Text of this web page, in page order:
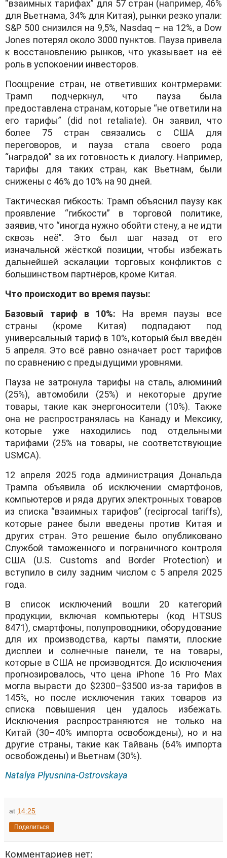
“взаимных тарифах” для 57 стран (например, 46%
для Вьетнама, 34% для Китая), рынки резко упали:
S&P 500 снизился на 9,5%, Nasdaq – на 12%, а Dow
Jones потерял около 3000 пунктов. Пауза привела
к восстановлению рынков, что указывает на её
роль в успокоении инвесторов.
Поощрение стран, не ответивших контрмерами:
Трамп подчеркнул, что пауза была
предоставлена странам, которые “не ответили на
его тарифы” (did not retaliate). Он заявил, что
более 75 стран связались с США для
переговоров, и пауза стала своего рода
“наградой” за их готовность к диалогу. Например,
тарифы для таких стран, как Вьетнам, были
снижены с 46% до 10% на 90 дней.
Тактическая гибкость: Трамп объяснил паузу как
проявление “гибкости” в торговой политике,
заявив, что “иногда нужно обойти стену, а не идти
сквозь неё”. Это был шаг назад от его
изначальной жёсткой позиции, чтобы избежать
дальнейшей эскалации торговых конфликтов с
большинством партнёров, кроме Китая.
Что происходит во время паузы:
Базовый тариф в 10%: На время паузы все
страны (кроме Китая) подпадают под
универсальный тариф в 10%, который был введён
5 апреля. Это всё равно означает рост тарифов
по сравнению с предыдущими уровнями.
Пауза не затронула тарифы на сталь, алюминий
(25%), автомобили (25%) и некоторые другие
товары, такие как энергоносители (10%). Также
она не распространялась на Канаду и Мексику,
которые уже находились под отдельными
тарифами (25% на товары, не соответствующие
USMCA).
12 апреля 2025 года администрация Дональда
Трампа объявила об исключении смартфонов,
компьютеров и ряда других электронных товаров
из списка “взаимных тарифов” (reciprocal tariffs),
которые ранее были введены против Китая и
других стран. Это решение было опубликовано
Службой таможенного и пограничного контроля
США (U.S. Customs and Border Protection) и
вступило в силу задним числом с 5 апреля 2025
года.
В список исключений вошли 20 категорий
продукции, включая компьютеры (код HTSUS
8471), смартфоны, полупроводники, оборудование
для их производства, карты памяти, плоские
дисплеи и солнечные панели, те на товары,
которые в США не производятся. До исключения
прогнозировалось, что цена iPhone 16 Pro Max
могла вырасти до $2300–$3500 из-за тарифов в
145%, но после исключения таких товаров из
списка повышения цен удалось избежать.
Исключения распространяются не только на
Китай (30–40% импорта освобождены), но и на
другие страны, такие как Тайвань (64% импорта
освобождены) и Вьетнам (30%).
Natalya Plyusnina-Ostrovskaya
at 14:25
Поделиться
Комментариев нет: